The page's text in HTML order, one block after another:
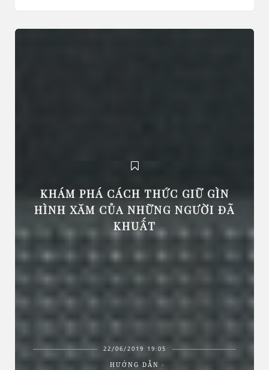
KHÁM PHÁ CÁCH THỨC GIỮ GÌN
HÌNH XĂM CỦA NHỮNG NGƯỜI ĐÃ
KHUẤT
22/06/2019 19:05
HƯỚNG DẪN